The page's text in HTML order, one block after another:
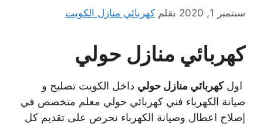
سبتمبر 1, 2020 بقلم كهربائي منازل الكويت
كهربائي منازل حولي
اولكهربائي منازل حولي داخل الكويت تصليح و
صيانة الكهرباء فني كهربائي حولي معلم متخصص في
إصلاح اعطال وصيانة الكهرباء نحرص على تقديم كل